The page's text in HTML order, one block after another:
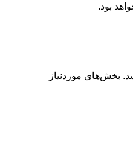
بود.
بخش‌های موردنیاز